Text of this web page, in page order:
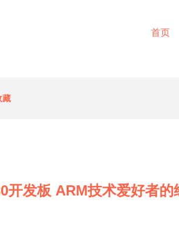
首页
藏
开发板 ARM技术爱好者的